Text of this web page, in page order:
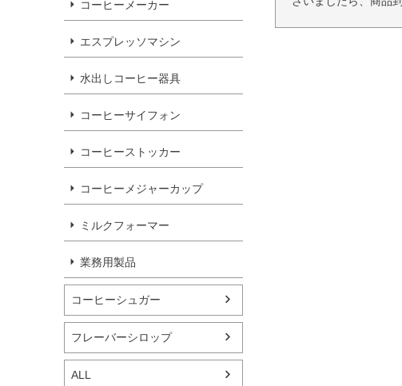
コーヒーメーカー
エスプレッソマシン
水出しコーヒー器具
コーヒーサイフォン
コーヒーストッカー
コーヒーメジャーカップ
ミルクフォーマー
業務用製品
コーヒーシュガー
フレーバーシロップ
ALL